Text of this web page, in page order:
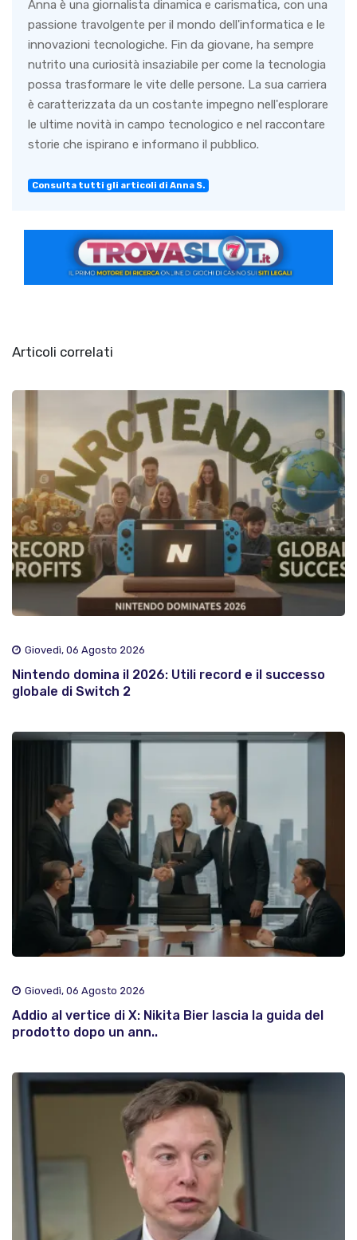
Anna è una giornalista dinamica e carismatica, con una
passione travolgente per il mondo dell'informatica e le
innovazioni tecnologiche. Fin da giovane, ha sempre
nutrito una curiosità insaziabile per come la tecnologia
possa trasformare le vite delle persone. La sua carriera
è caratterizzata da un costante impegno nell'esplorare
le ultime novità in campo tecnologico e nel raccontare
storie che ispirano e informano il pubblico.
Consulta tutti gli articoli di Anna S.
Articoli correlati
Giovedì, 06 Agosto 2026
Nintendo domina il 2026: Utili record e il successo
globale di Switch 2
Giovedì, 06 Agosto 2026
Addio al vertice di X: Nikita Bier lascia la guida del
prodotto dopo un ann..